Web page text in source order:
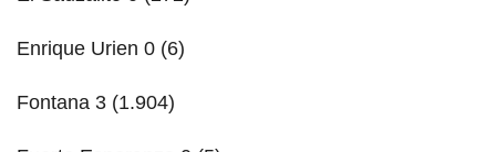
Enrique Urien 0 (6)
Fontana 3 (1.904)